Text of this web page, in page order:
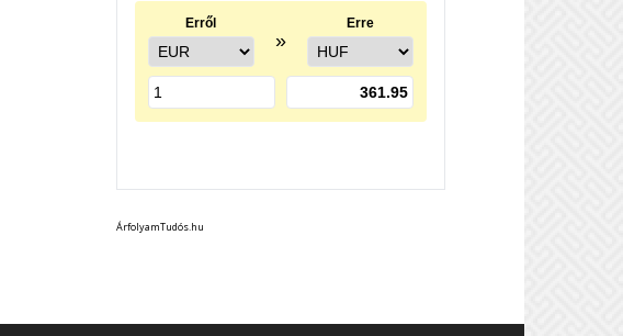
ÁrfolyamTudós.hu